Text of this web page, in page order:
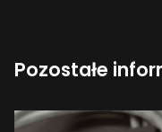
Pozostałe